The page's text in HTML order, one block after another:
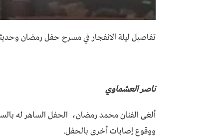
تفاصيل ليلة الانفجار في مسرح حفل رمضان
ناصر العشماوي
ألغى الفنان محمد رمضان، الحفل الساهر له
ووقوع إصابات أخرى بالحفل.